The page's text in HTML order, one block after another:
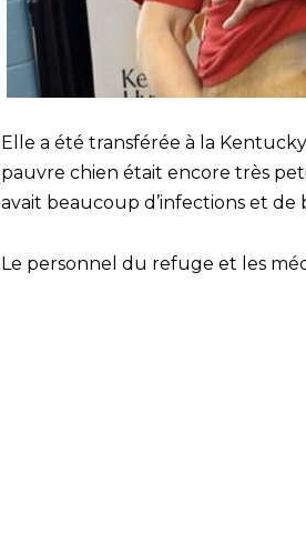
Elle a été transférée à la
pauvre chien était encore très
avait beaucoup d’infections et de
Le personnel du refuge et les